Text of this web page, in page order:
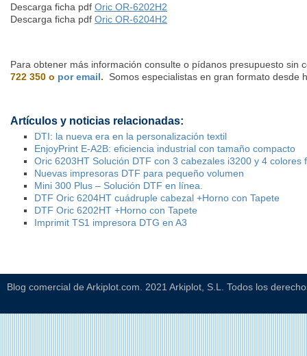
Descarga ficha pdf Oric OR-6202H2
Descarga ficha pdf Oric OR-6204H2
Para obtener más información consulte o pídanos presupuesto sin
722 350 o por email. Somos especialistas en gran formato desde
Artículos y noticias relacionadas:
DTI: la nueva era en la personalización textil
EnjoyPrint E-A2B: eficiencia industrial con tamaño compacto
Oric 6203HT Solución DTF con 3 cabezales i3200 y 4 colores
Nuevas impresoras DTF para pequeño volumen
Mini 300 Plus – Solución DTF en línea.
DTF Oric 6204HT cuádruple cabezal +Horno con Tapete
DTF Oric 6202HT +Horno con Tapete
Imprimit TS1 impresora DTG en A3
Blog comercial de Arkiplot.com. 2021 Arkiplot, S.L. Todos los